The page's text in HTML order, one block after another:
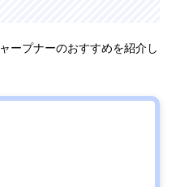
ープナーのおすすめを紹介し